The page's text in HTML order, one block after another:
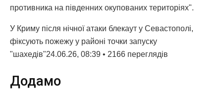
противника на південних окупованих територіях".
У Криму після нічної атаки блекаут у Севастополі,
фіксують пожежу у районі точки запуску
"шахедів"24.06.26, 08:39 • 2166 переглядiв
Додамо